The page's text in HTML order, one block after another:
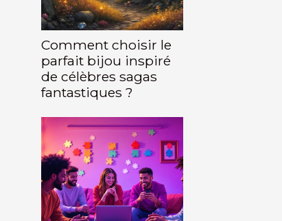
Comment choisir le
parfait bijou inspiré
de célèbres sagas
fantastiques ?